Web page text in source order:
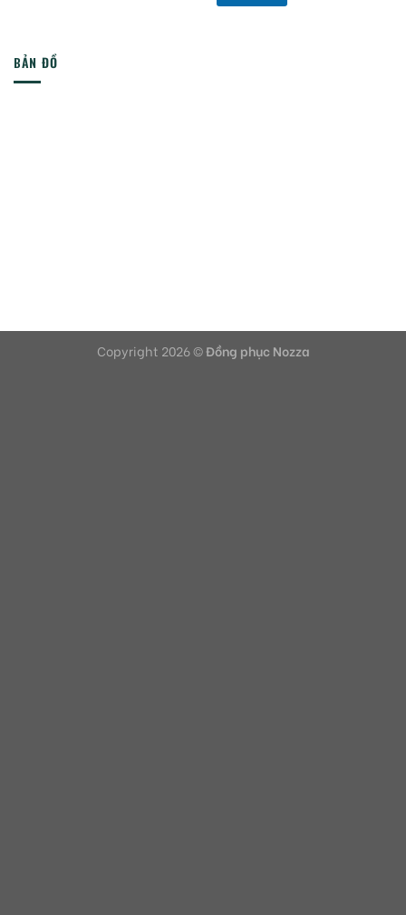
BẢN ĐỒ
Copyright 2026 ©Đồng phục Nozza